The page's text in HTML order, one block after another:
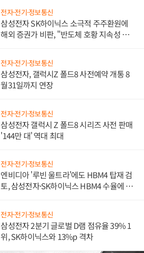
전자·전기·정보통신
삼성전자 SK하이닉스 소극적 주주환원에
해외 증권가 비판, "반도체 호황 지속성 의
전자·전기·정보통신
삼성전자, 갤럭시Z 폴드8 사전예약 개통 8
월31일까지 연장
전자·전기·정보통신
삼성전자 갤럭시 Z 폴드8 시리즈 사전 판매
'144만 대' 역대 최대
전자·전기·정보통신
엔비디아 '루빈 울트라'에도 HBM4 탑재 검
토, 삼성전자·SK하이닉스 HBM4 수율에 주
전자·전기·정보통신
삼성전자 2분기 글로벌 D램 점유율 39% 1
위, SK하이닉스와 13%p 격차